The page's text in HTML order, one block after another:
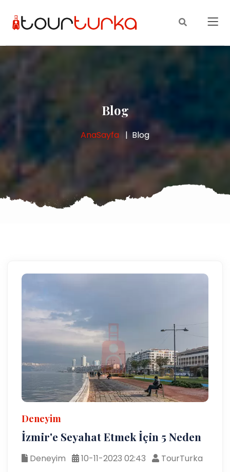
Blog
AnaSayfa Blog
Deneyim
İzmir'e Seyahat Etmek İçin 5 Neden
Deneyim 10-11-2023 02:43
TourTurka